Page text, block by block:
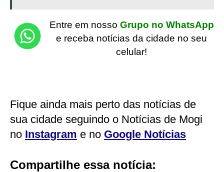
Entre em nosso Grupo no WhatsApp
e receba notícias da cidade no seu
celular!
Fique ainda mais perto das notícias de
sua cidade seguindo o Notícias de Mogi
no Instagram e no Google Notícias
Compartilhe essa notícia: